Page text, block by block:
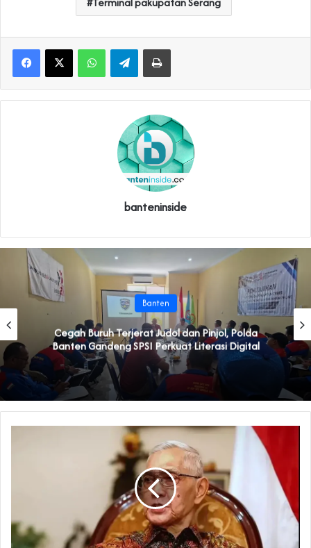
WhatsAppTelegramPrint
banteninside
Judol dan Pinjol, Polda
Perkuat Literasi Digital
‎Mardiono Dituding
Kader